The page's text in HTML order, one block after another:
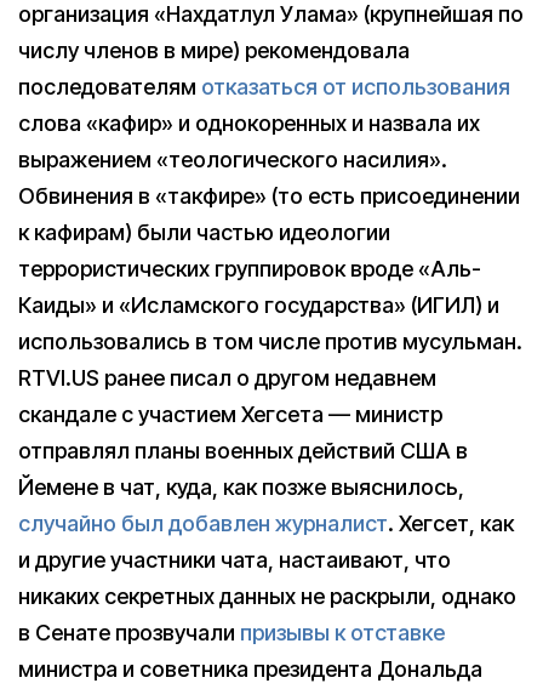
организация «Нахдатлул Улама» (крупнейшая по
числу членов в мире) рекомендовала
последователям отказаться от использования
слова «кафир» и однокоренных и назвала их
выражением «теологического насилия».
Обвинения в «такфире» (то есть присоединении
к кафирам) были частью идеологии
террористических группировок вроде «Аль-
Каиды» и «Исламского государства» (ИГИЛ) и
использовались в том числе против мусульман.
RTVI.US ранее писал о другом недавнем
скандале с участием Хегсета — министр
отправлял планы военных действий США в
Йемене в чат, куда, как позже выяснилось,
случайно был добавлен журналист. Хегсет, как
и другие участники чата, настаивают, что
никаких секретных данных не раскрыли, однако
в Сенате прозвучали призывы к отставке
министра и советника президента Дональда